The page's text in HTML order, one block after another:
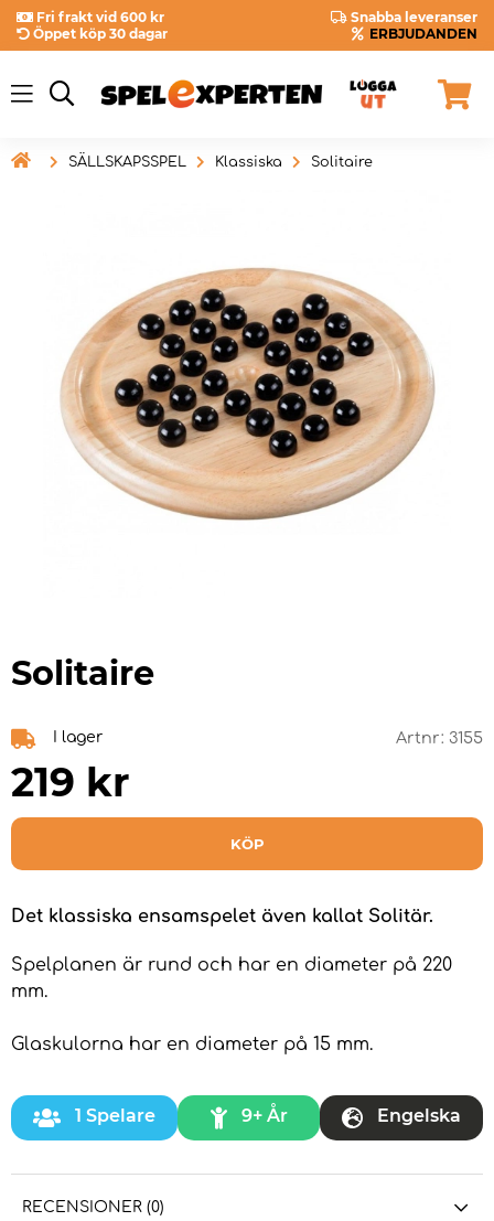
Fri frakt vid 600 kr
Snabba leveranser
Öppet köp 30 dagar
ERBJUDANDEN
 SÄLLSKAPSSPEL Klassiska Solitaire
Solitaire
I lager Artnr: 3155
219 kr
KÖP
Det klassiska ensamspelet även kallat Solitär.
Spelplanen är rund och har en diameter på 220
mm.
Glaskulorna har en diameter på 15 mm.
1 Spelare 9+ År Engelska
RECENSIONER (0)